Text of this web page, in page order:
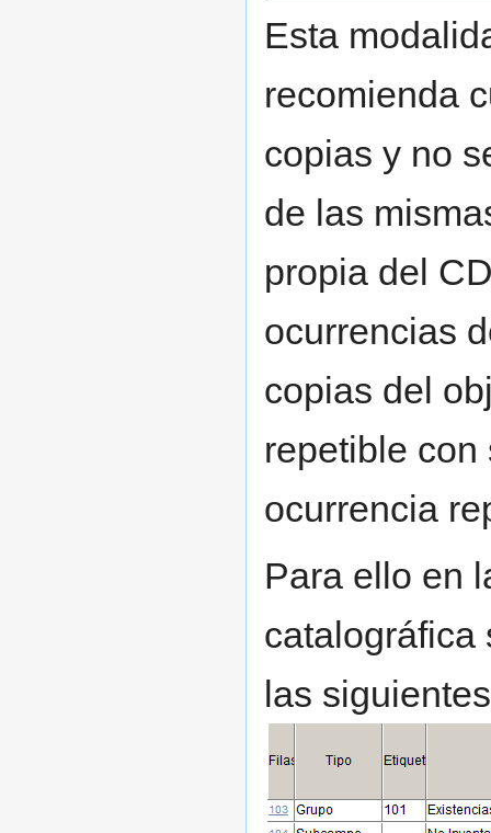
Esta
recomienda
copias y no
de las
propia del
ocurrencias
copias del
repetible
ocurrencia
Para ello en
catalográfica
las